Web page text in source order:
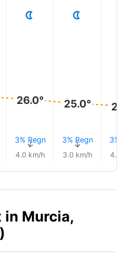
26.0°
3% Regn
↑
4.0 km/h
25.0°
3% Regn
↑
3.0 km/h
3%
4.0
Murcia,